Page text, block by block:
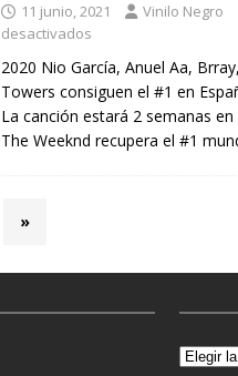
11 junio, 2021 Vinilo Negro
desactivados
2020 Nio García, Anuel Aa,
Towers consiguen el #1 en
La canción estará 2 semanas
The Weeknd recupera el #1
»